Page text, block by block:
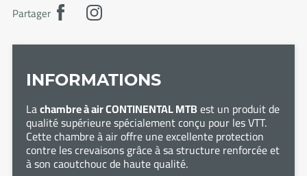
INFORMATIONS
Lachambre à air CONTINENTAL MTBest un produit de
qualité supérieure spécialement conçu pour les VTT.
Cette chambre à air offre une excellente protection
contre les crevaisons grâce à sa structure renforcée et
à son caoutchouc de haute qualité.
Partager